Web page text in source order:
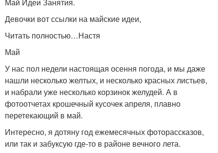
Май Идеи Занятия.
Девочки вот ссылки на майские идеи,
Читать полностью…Настя
Май
У нас пол недели настоящая осення погода, и мы даже
нашли несколько желтых, и несколько красных листьев,
и набрали уже несколько корзинок желудей. А в
фотоотчетах крошечный кусочек апреля, плавно
перетекающий в май.
Интересно, я дотяну год ежемесячных фоторассказов,
или так и забуксую где-то в районе вечного лета.